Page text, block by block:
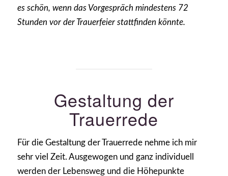
es schön, wenn das Vorgespräch mindestens 72
Stunden vor der Trauerfeier stattfinden könnte.
Gestaltung der
Trauerrede
Für die Gestaltung der Trauerrede nehme ich mir
sehr viel Zeit. Ausgewogen und ganz individuell
werden der Lebensweg und die Höhepunkte